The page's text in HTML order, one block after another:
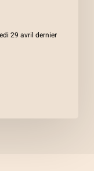
29 avril dernier